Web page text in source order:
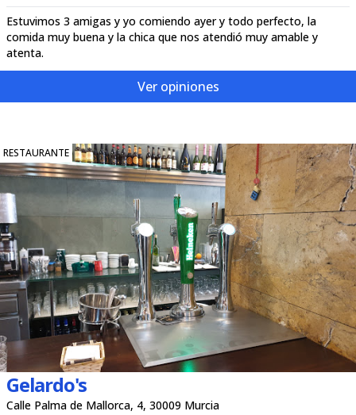
Estuvimos 3 amigas y yo comiendo ayer y todo perfecto, la
comida muy buena y la chica que nos atendió muy amable y
atenta.
Ver opiniones
RESTAURANTE
Gelardo's
Calle Palma de Mallorca, 4, 30009 Murcia